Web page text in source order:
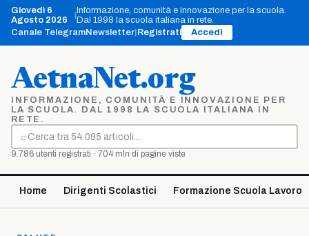
Vai
contenuto
Giovedì 6
Agosto 2026
Informazione, comunità e innovazione per la scuola.
Dal 1998 la scuola italiana in rete.
Canale TelegramNewsletter Registrati Accedi
AetnaNet.org
INFORMAZIONE, COMUNITÀ E INNOVAZIONE PER
LA SCUOLA. DAL 1998 LA SCUOLA ITALIANA IN
RETE.
⌕
Cerca
9.786 utenti registrati · 704 mln di pagine viste
Home Dirigenti Scolastici Formazione Scuola Lavoro